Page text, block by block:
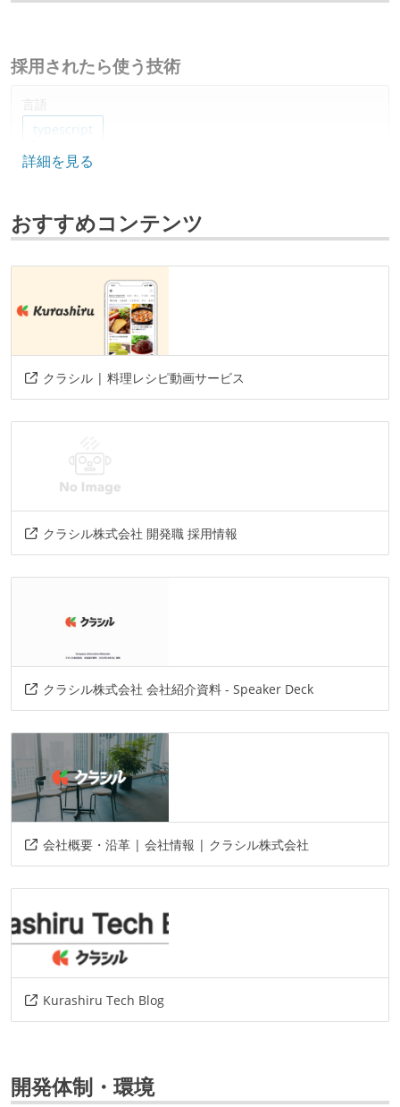
採用されたら使う技術
言語
typescript
その他
terraform
langfuse
詳細を見る
おすすめコンテンツ
クラシル | 料理レシピ動画サービス
クラシル株式会社 開発職 採用情報
クラシル株式会社 会社紹介資料 - Speaker Deck
会社概要・沿革 | 会社情報 | クラシル株式会社
Kurashiru Tech Blog
開発体制・環境